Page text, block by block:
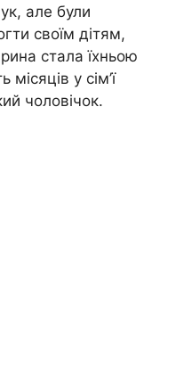
але були
своїм дітям,
стала їхньою
у сім’ї
чоловічок.